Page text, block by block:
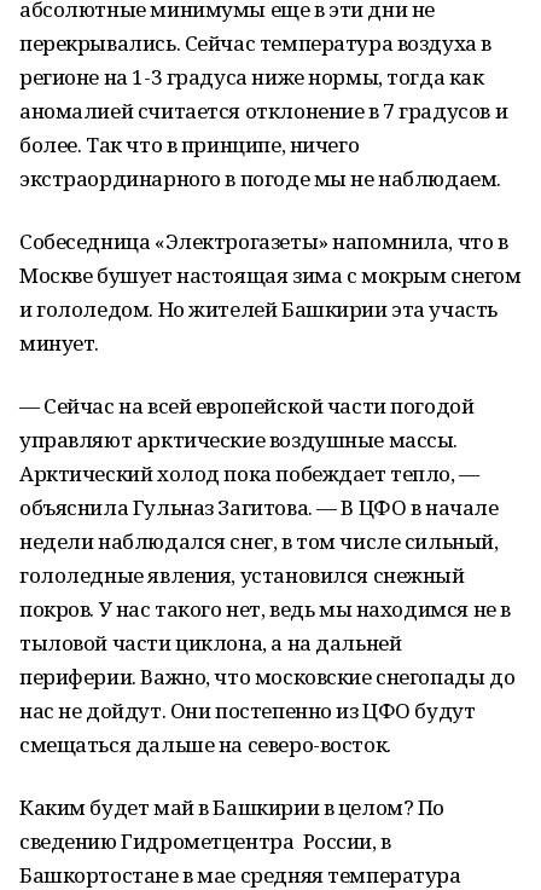
абсолютные минимумы еще в эти дни не
перекрывались. Сейчас температура воздуха в
регионе на 1-3 градуса ниже нормы, тогда как
аномалией считается отклонение в 7 градусов и
более. Так что в принципе, ничего
экстраординарного в погоде мы не наблюдаем.
Собеседница «Электрогазеты» напомнила, что в
Москве бушует настоящая зима с мокрым снегом
и гололедом. Но жителей Башкирии эта участь
минует.
— Сейчас на всей европейской части погодой
управляют арктические воздушные массы.
Арктический холод пока побеждает тепло, —
объяснила Гульназ Загитова. — В ЦФО в начале
недели наблюдался снег, в том числе сильный,
гололедные явления, установился снежный
покров. У нас такого нет, ведь мы находимся не в
тыловой части циклона, а на дальней
периферии. Важно, что московские снегопады до
нас не дойдут. Они постепенно из ЦФО будут
смещаться дальше на северо-восток.
Каким будет май в Башкирии в целом? По
сведению Гидрометцентра России, в
Башкортостане в мае средняя температура